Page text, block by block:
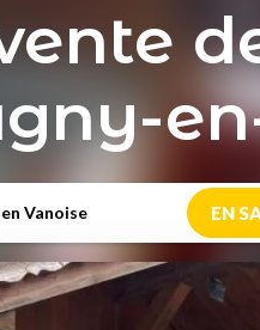
Vanoise EN